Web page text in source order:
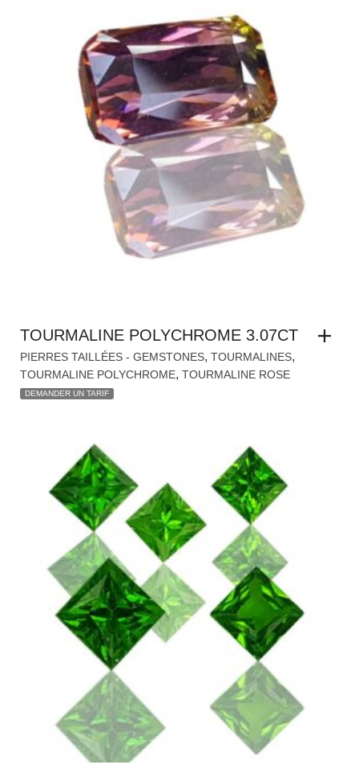
TOURMALINE POLYCHROME 3.07CT
PIERRES TAILLÉES - GEMSTONES, TOURMALINES,
TOURMALINE POLYCHROME, TOURMALINE ROSE
DEMANDER UN TARIF